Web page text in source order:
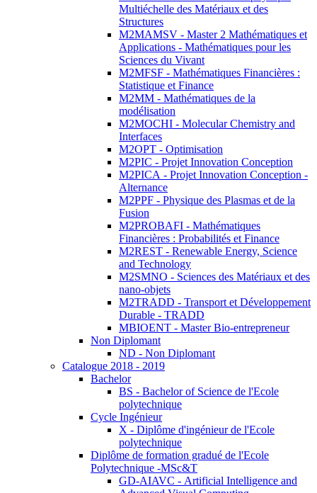
Multiéchelle des Matériaux et des
Structures
M2MAMSV - Master 2 Mathématiques et
Applications - Mathématiques pour les
Sciences du Vivant
M2MFSF - Mathématiques Financières :
Statistique et Finance
M2MM - Mathématiques de la
modélisation
M2MOCHI - Molecular Chemistry and
Interfaces
M2OPT - Optimisation
M2PIC - Projet Innovation Conception
M2PICA - Projet Innovation Conception -
Alternance
M2PPF - Physique des Plasmas et de la
Fusion
M2PROBAFI - Mathématiques
Financières : Probabilités et Finance
M2REST - Renewable Energy, Science
and Technology
M2SMNO - Sciences des Matériaux et des
nano-objets
M2TRADD - Transport et Développement
Durable - TRADD
MBIOENT - Master Bio-entrepreneur
Non Diplomant
ND - Non Diplomant
Catalogue 2018 - 2019
Bachelor
BS - Bachelor of Science de l'Ecole
polytechnique
Cycle Ingénieur
X - Diplôme d'ingénieur de l'Ecole
polytechnique
Diplôme de formation gradué de l'Ecole
Polytechnique -MSc&T
GD-AIAVC - Artificial Intelligence and